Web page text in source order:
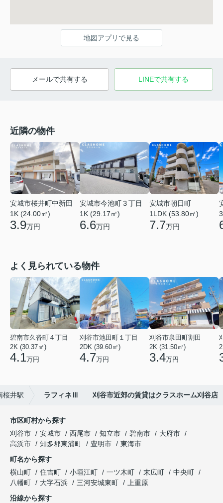
地図アプリで見る
メールで共有する LINEで共有する
近隣の物件
安城市桜井町中新田
1K (24.00㎡)
3.9万円
安城市今池町３丁目
1K (29.17㎡)
6.6万円
安城市朝日町
1LDK (53.80㎡)
7.7万円
よく見られている物件
碧南市久沓町４丁目
2K (30.37㎡)
4.1万円
刈谷市池田町１丁目
2DK (39.60㎡)
4.7万円
刈谷市泉田町割田
2K (31.50㎡)
3.4万円
桜井駅 ラフィネⅢ 刈谷市近郊の賃貸はクラスホーム刈谷店
市区町村から探す
刈谷市
安城市 西尾市 知立市 碧南市
大府市
高浜市
知多郡東浦町 豊明市
東海市
町名から探す
横山町
住吉町 小垣江町 一ツ木町 末広町
中央町
八幡町
大字石浜 三河安城東町
上重原
沿線から探す